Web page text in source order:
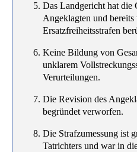
Das Landgericht hat die
Angeklagten und bereits
Ersatzfreiheitsstrafen
Keine Bildung von
unklarem
Verurteilungen.
Die Revision des
begründet verworfen.
Die Strafzumessung ist
Tatrichters und war in